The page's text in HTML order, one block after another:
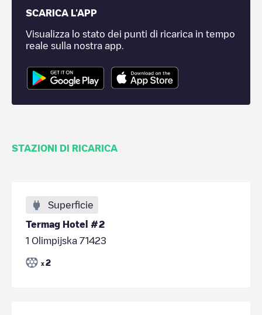
SCARICA L'APP
Visualizza lo stato dei punti di ricarica in tempo
reale sulla nostra app.
STAZIONI DI RICARICA
Superficie
Termag Hotel #2
1 Olimpijska 71423
x 2